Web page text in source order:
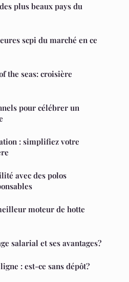
plus beaux pays du
scpi du marché en ce
the seas: croisière
pour célébrer un
: simplifiez votre
avec des polos
moteur de hotte
salarial et ses avantages?
: est-ce sans dépôt?